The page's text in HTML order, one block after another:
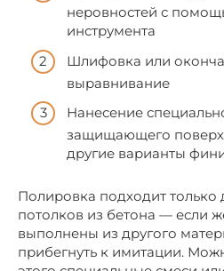
неровностей с
инструмента
Шлифовка или
выравнивание
Нанесение
защищающего
другие варианты
Полировка подходит только
потолков из бетона — если
выполнены из другого
прибегнуть к имитации.